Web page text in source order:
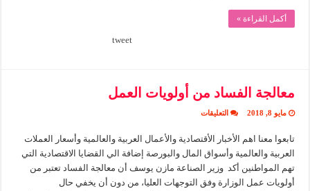
أكمل القراءة »
tweet
معالجة الفساد من أولويات العمل
مايو 8, 2018 التعليقاتعلى
من
أولويات
العمل
مغلقة
تابعوا معنا اهم الأخبار الأقتصادية والأعمال العربية والعالمية وأسعار العملات
العربية والعالمية وأسواق المال والبورصة إضافة الي القضايا الاقتصادية التي
تهم المواطنين أكد وزير الصناعة مازن يوسف أن معالجة الفساد تعتبر من
أولويات عمل الوزارة وفق التوجهات العليا، من دون أن يخفي حال